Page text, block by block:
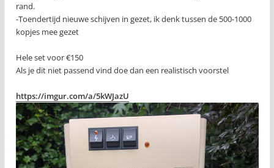
rand.
-Toendertijd nieuwe schijven in gezet, ik denk tussen de 500-1000
kopjes mee gezet
Hele set voor €150
Als je dit niet passend vind doe dan een realistisch voorstel
https://imgur.com/a/5kWJazU